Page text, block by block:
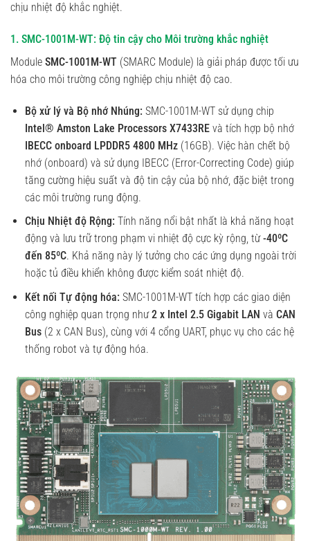
chịu nhiệt độ khắc nghiệt.
1. SMC-1001M-WT: Độ tin cậy cho Môi trường khắc nghiệt
Module SMC-1001M-WT (SMARC Module) là giải pháp được tối ưu
hóa cho môi trường công nghiệp chịu nhiệt độ cao.
Bộ xử lý và Bộ nhớ Nhúng: SMC-1001M-WT sử dụng chip
Intel® Amston Lake Processors X7433REvà tích hợp bộ nhớ
IBECC onboard LPDDR5 4800 MHz(16GB). Việc hàn chết bộ
nhớ (onboard) và sử dụng IBECC (Error-Correcting Code) giúp
tăng cường hiệu suất và độ tin cậy của bộ nhớ, đặc biệt trong
các môi trường rung động.
Chịu Nhiệt độ Rộng: Tính năng nổi bật nhất là khả năng hoạt
động và lưu trữ trong phạm vi nhiệt độ cực kỳ rộng, từ-40ºC
đến 85ºC. Khả năng này lý tưởng cho các ứng dụng ngoài trời
hoặc tủ điều khiển không được kiểm soát nhiệt độ.
Kết nối Tự động hóa: SMC-1001M-WT tích hợp các giao diện
công nghiệp quan trọng như2 x Intel 2.5 Gigabit LAN và CAN
Bus(2 x CAN Bus), cùng với 4 cổng UART, phục vụ cho các hệ
thống robot và tự động hóa.